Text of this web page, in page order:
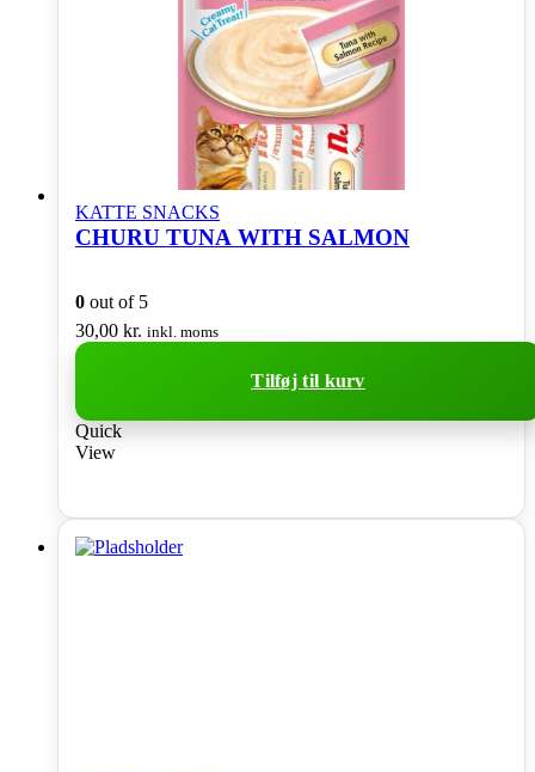
KATTE SNACKS
CHURU TUNA WITH SALMON
0 out of 5
30,00 kr. inkl. moms
Tilføj til kurv
Quick
View